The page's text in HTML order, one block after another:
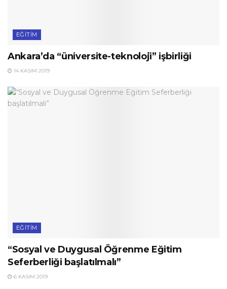
EĞITIM
Ankara’da “üniversite-teknoloji” işbirliği
14 KASIM 2019
EĞITIM
“Sosyal ve Duygusal Öğrenme Eğitim
Seferberliği başlatılmalı”
6 KASIM 2019